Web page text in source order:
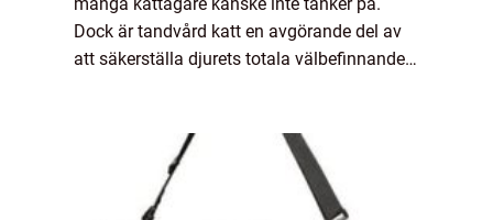
många kattägare kanske inte tänker på.
Dock är tandvård katt en avgörande del av
att säkerställa djurets totala välbefinnande.